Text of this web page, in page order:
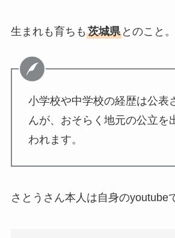
生まれも育ちも 茨城県とのこと。
小学校や中学校の経歴は公表
んが、おそらく地元の公立を
われます。
さとうさん本人は自身のyoutube